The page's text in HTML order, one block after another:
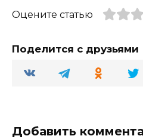
Оцените статью
Поделится с друзьями
Добавить